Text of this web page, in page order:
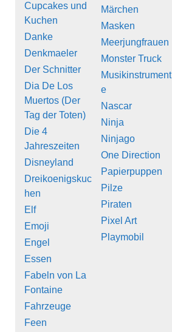
Cupcakes und
Kuchen
Danke
Denkmaeler
Der Schnitter
Dia De Los
Muertos (Der
Tag der Toten)
Die 4
Jahreszeiten
Disneyland
Dreikoenigskuc
hen
Elf
Emoji
Engel
Essen
Fabeln von La
Fontaine
Fahrzeuge
Feen
Märchen
Masken
Meerjungfrauen
Monster Truck
Musikinstrument
e
Nascar
Ninja
Ninjago
One Direction
Papierpuppen
Pilze
Piraten
Pixel Art
Playmobil